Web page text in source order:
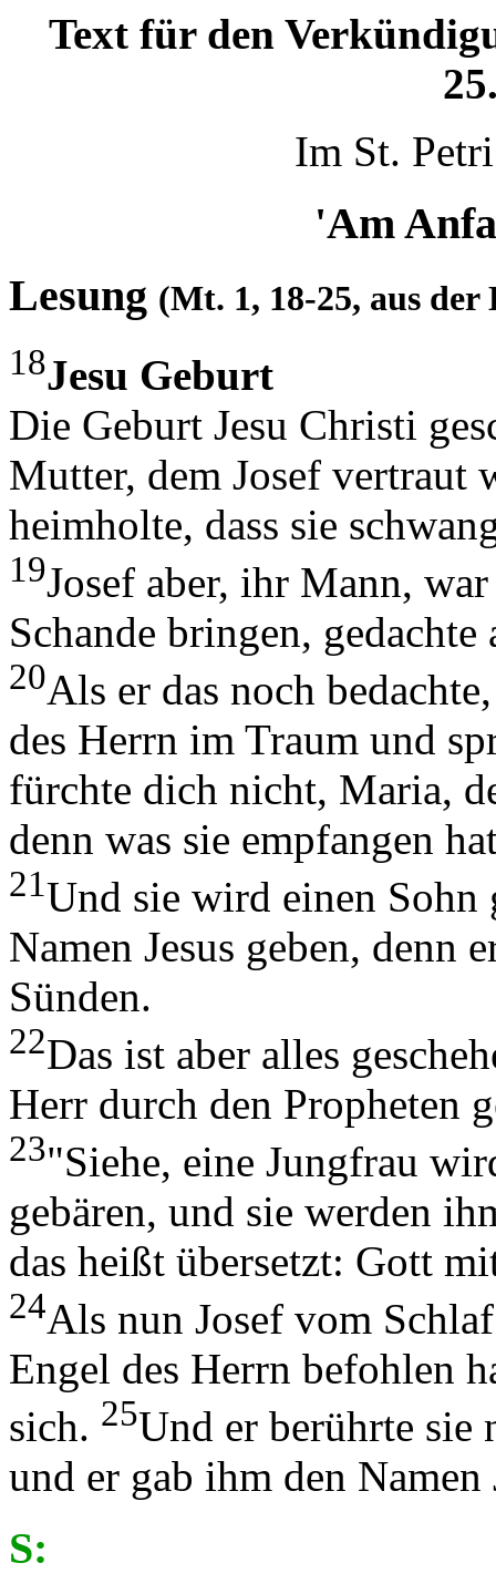
Text für den
Im St.
'Am
Lesung (Mt. 1, 18-25, aus
18Jesu Geburt
Die Geburt Jesu Christi
Mutter, dem Josef vertraut
heimholte, dass sie
19Josef aber, ihr Mann,
Schande bringen,
20Als er das noch
des Herrn im Traum und
fürchte dich nicht, Maria,
denn was sie empfangen
21Und sie wird einen Sohn
Namen Jesus geben, denn
Sünden.
22Das ist aber alles
Herr durch den Propheten
23"Siehe, eine Jungfrau
gebären, und sie werden
das heißt übersetzt: Gott
24Als nun Josef vom
Engel des Herrn befohlen
sich. 25Und er berührte sie
und er gab ihm den Namen
S: